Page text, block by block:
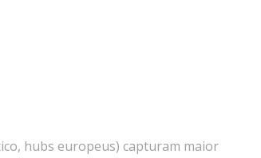
hubs europeus) capturam maior